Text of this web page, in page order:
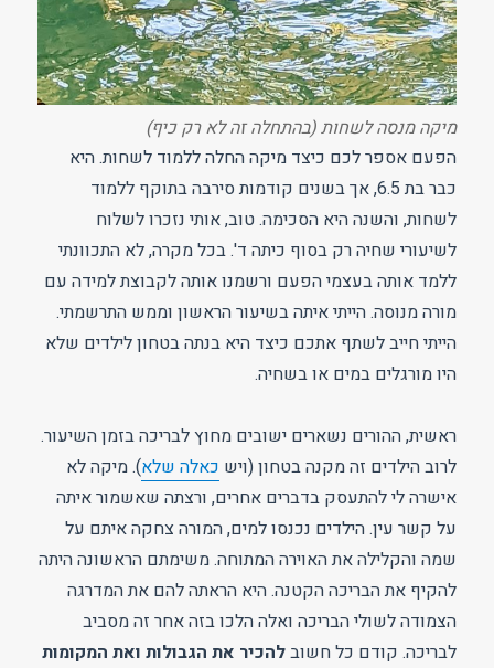
מיקה מנסה לשחות (בהתחלה זה לא רק כיף)
הפעם אספר לכם כיצד מיקה החלה ללמוד לשחות. היא
כבר בת 6.5, אך בשנים קודמות סירבה בתוקף ללמוד
לשחות, והשנה היא הסכימה. טוב, אותי נזכרו לשלוח
לשיעורי שחיה רק בסוף כיתה ד'. בכל מקרה, לא התכוונתי
ללמד אותה בעצמי הפעם ורשמנו אותה לקבוצת למידה עם
מורה מנוסה. הייתי איתה בשיעור הראשון וממש התרשמתי.
הייתי חייב לשתף אתכם כיצד היא בנתה בטחון לילדים שלא
היו מורגלים במים או בשחיה.
ראשית, ההורים נשארים ישובים מחוץ לבריכה בזמן השיעור.
לרוב הילדים זה מקנה בטחון (ויש כאלה שלא). מיקה לא
אישרה לי להתעסק בדברים אחרים, ורצתה שאשמור איתה
על קשר עין. הילדים נכנסו למים, המורה צחקה איתם על
שמה והקלילה את האוירה המתוחה. משימתם הראשונה היתה
להקיף את הבריכה הקטנה. היא הראתה להם את המדרגה
הצמודה לשולי הבריכה ואלה הלכו בזה אחר זה מסביב
לבריכה. קודם כל חשובלהכיר את הגבולות ואת המקומות